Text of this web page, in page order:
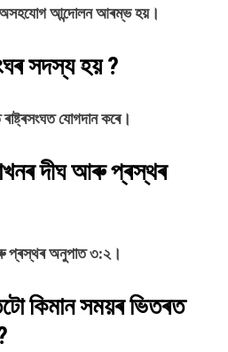
অসহযোগ আন্দোলন আৰম্ভ হয়।
সদস্য হয় ?
যোগদান কৰে।
দীঘ আৰু প্ৰস্থৰ
আৰু প্ৰস্থৰ অনুপাত ৩:২।
কিমান সময়ৰ ভিতৰত